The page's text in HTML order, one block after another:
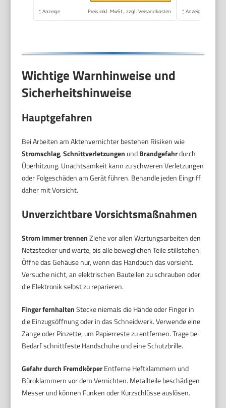
* Anzeige Preis inkl. MwSt., zzgl. Versandkosten * Anzeige
Wichtige Warnhinweise und
Sicherheitshinweise
Hauptgefahren
Bei Arbeiten am Aktenvernichter bestehen Risiken wie
Stromschlag,Schnittverletzungen undBrandgefahrdurch
Überhitzung. Unachtsamkeit kann zu schweren Verletzungen
oder Folgeschäden am Gerät führen. Behandle jeden Eingriff
daher mit Vorsicht.
Unverzichtbare Vorsichtsmaßnahmen
Strom immer trennenZiehe vor allen Wartungsarbeiten den
Netzstecker und warte, bis alle beweglichen Teile stillstehen.
Öffne das Gehäuse nur, wenn das Handbuch das vorsieht.
Versuche nicht, an elektrischen Bauteilen zu schrauben oder
die Elektronik selbst zu reparieren.
Finger fernhaltenStecke niemals die Hände oder Finger in
die Einzugsöffnung oder in das Schneidwerk. Verwende eine
Zange oder Pinzette, um Papierreste zu entfernen. Trage bei
Bedarf schnittfeste Handschuhe und eine Schutzbrille.
Gefahr durch FremdkörperEntferne Heftklammern und
Büroklammern vor dem Vernichten. Metallteile beschädigen
Messer und können Funken oder Kurzschlüsse auslösen.